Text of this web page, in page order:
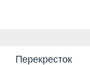
Перекресток